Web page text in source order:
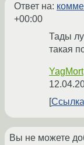
Ответ на:
+00:00
Тады
такая
YagMort
Ссылка
Вы не можете